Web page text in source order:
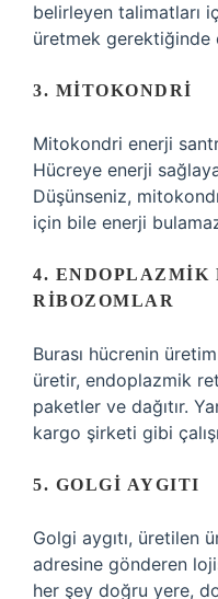
belirleyen talimatları
üretmek gerektiğinde
3. MITOKONDRI
Mitokondri enerji
Hücreye enerji
Düşünseniz,
için bile enerji
4. ENDOPLAZMIK
RIBOZOMLAR
Burası hücrenin
üretir, endoplazmik
paketler ve dağıtır.
kargo şirketi gibi
5. GOLGI AYGITI
Golgi aygıtı, üretilen
adresine gönderen
her şey doğru yere,